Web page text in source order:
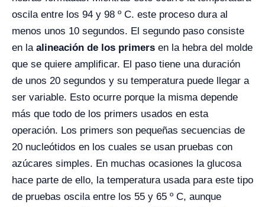
oscila entre los 94 y 98 º C. este proceso dura al
menos unos 10 segundos. El segundo paso consiste
en la alineación de los primers en la hebra del molde
que se quiere amplificar. El paso tiene una duración
de unos 20 segundos y su temperatura puede llegar a
ser variable. Esto ocurre porque la misma depende
más que todo de los primers usados en esta
operación. Los primers son pequeñas secuencias de
20 nucleótidos en los cuales se usan pruebas con
azúcares simples. En muchas ocasiones la glucosa
hace parte de ello, la temperatura usada para este tipo
de pruebas oscila entre los 55 y 65 º C, aunque